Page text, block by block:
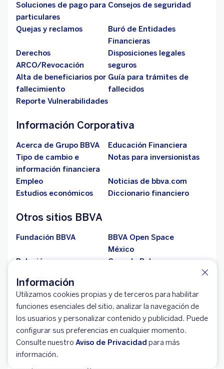
Información
Utilizamos cookies propias y de terceros para habilitar
funciones esenciales del sitio, analizar la navegación de
los usuarios y personalizar contenido y publicidad. Puede
configurar sus preferencias en cualquier momento.
Consulte nuestro Aviso de Privacidad para más
información.
Soluciones de pago para
particulares
Consejos de seguridad
Quejas y reclamos
Buró de Entidades
Financieras
Derechos
ARCO/Revocación
Disposiciones legales
seguros
Alta de beneficiarios por
fallecimiento
Guía para trámites de
fallecidos
Reporte Vulnerabilidades
Información Corporativa
Acerca de Grupo BBVA
Educación Financiera
Tipo de cambio e
información financiera
Notas para inversionistas
Empleo
Noticias de bbva.com
Estudios económicos
Diccionario financiero
Otros sitios BBVA
Fundación BBVA
BBVA Open Space
México
Relación con
Casa de Bolsa
Inmuebles BBVA
Pueblos mágicos
BBVA AutoMarket
Personas desaparecidas
En BBVA vivimos la igualdad de
oportunidades